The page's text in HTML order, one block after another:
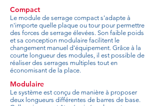
Compact
Le module de serrage compact s'adapte à
n'importe quelle plaque ou tour pour permettre
des forces de serrage élevées. Son faible poids
et sa conception modulaire facilitent le
changement manuel d'équipement. Grâce à la
courte longueur des modules, il est possible de
réaliser des serrages multiples tout en
économisant de la place.
Modulaire
Le système est conçu de manière à proposer
deux longueurs différentes de barres de base.